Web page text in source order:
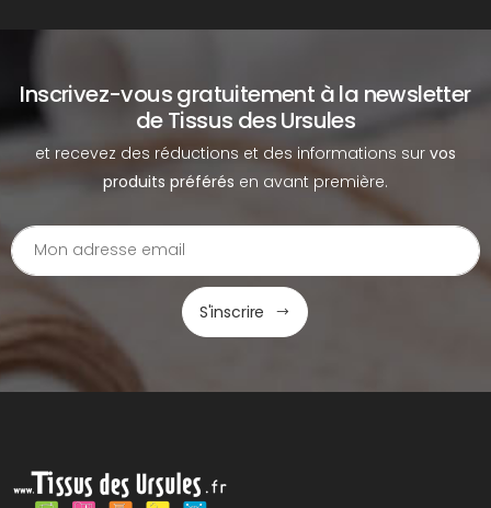
Inscrivez-vous gratuitement à la newsletter
de Tissus des Ursules
et recevez des réductions et des informations sur vos
produits préférés en avant première.
S'inscrire